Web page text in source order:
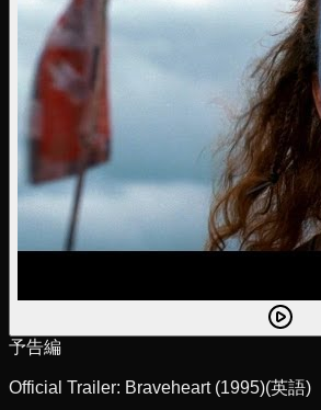
予告編
Official Trailer: Braveheart (1995)(英語)